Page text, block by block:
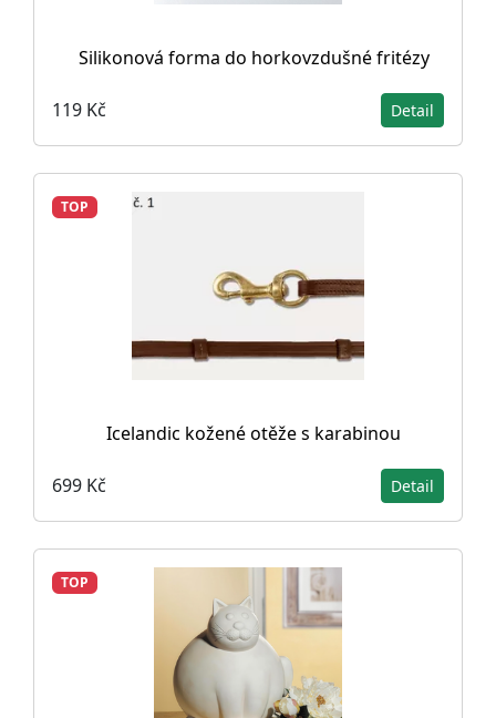
Silikonová forma do horkovzdušné fritézy
119 Kč Detail
TOP
Icelandic kožené otěže s karabinou
699 Kč Detail
TOP